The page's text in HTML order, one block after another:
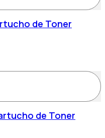
de Toner
de Toner